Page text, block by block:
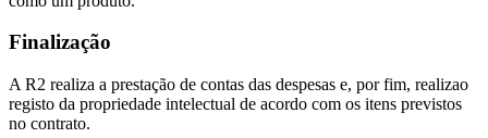
Finalização
A R2 realiza a prestação de contas das despesas e, por fim, realizao
registo da propriedade intelectual de acordo com os itens previstos
no contrato.